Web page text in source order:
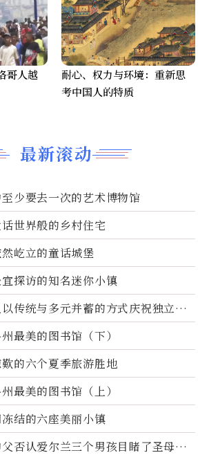
最新滚动
少要去一次的艺术博物馆
世界般的乡村住宅
屹立的童话城堡
探访的知名迷你小镇
传统与多元并蓄的方式庆祝独立日2
最美的图书馆（下）
的六个夏季旅游胜地
最美的图书馆（上）
结的六座美丽小镇
否认爱尔兰三个男孩目睹了圣母显
哥人越
耐心、权力与环境：重新思
考中国人的特质